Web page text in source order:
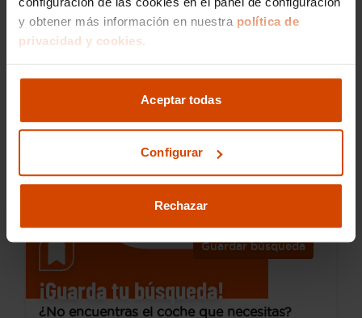
y obtener más información en nuestra política de
privacidad y cookies.
Aceptar todas
Configurar
Rechazar
Desde 322 € /mes*
Audi A4
Avant Advanced 35 TDI 120kW S tronic
2021
102.534 km
Híbrido no enchufable
Automática
I.V.A. Deducible Valladolid
Guardar búsqueda
¡Guarda tu búsqueda!
¿No encuentras el coche que necesitas?